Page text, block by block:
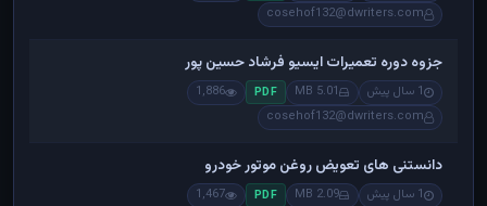
cosehof132@dwriters.com
جزوه دوره تعمیرات ایسیو فرشاد حسین پور
1 سال پیش 5.01 MB
PDF
1,886
cosehof132@dwriters.com
دانستنی های تعویض روغن موتور خودرو
1 سال پیش 2.09 MB
PDF
1,467